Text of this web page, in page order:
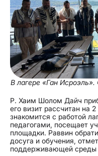
В лагере «Ган
Р. Хаим Шолом Дайч
его визит рассчитан на
знакомится с работой
педагогами, посещает
площадки. Раввин
досуга и обучения,
поддерживающей среды